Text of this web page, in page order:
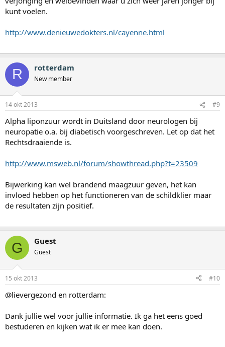
kunt voelen.
http://www.denieuwedokters.nl/cayenne.html
R rotterdam
New member
14 okt 2013 #9
Alpha liponzuur wordt in Duitsland door neurologen bij
neuropatie o.a. bij diabetisch voorgeschreven. Let op dat het
Rechtsdraaiende is.
http://www.msweb.nl/forum/showthread.php?t=23509
Bijwerking kan wel brandend maagzuur geven, het kan
invloed hebben op het functioneren van de schildklier maar
de resultaten zijn positief.
G Guest
Guest
15 okt 2013 #10
@lievergezond en rotterdam:
Dank jullie wel voor jullie informatie. Ik ga het eens goed
bestuderen en kijken wat ik er mee kan doen.